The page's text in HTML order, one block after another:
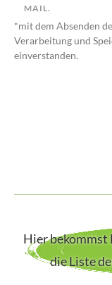
MAIL.
*mit dem Absenden
Verarbeitung und
einverstanden.
Hier bekommst
die Liste